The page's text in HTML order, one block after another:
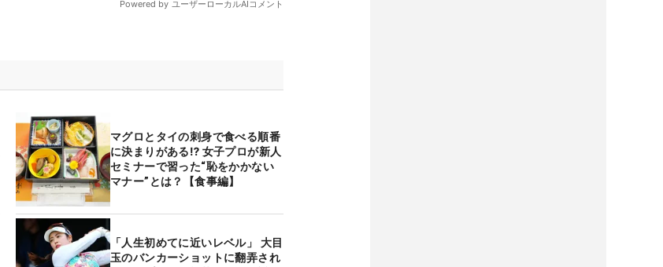
マグロとタイの刺身で食べる順番
に決まりがある⁉ 女子プロが新人
セミナーで習った“恥をかかない
マナー”とは？【食事編】
「人生初めてに近いレベル」 大目
玉のバンカーショットに翻弄され